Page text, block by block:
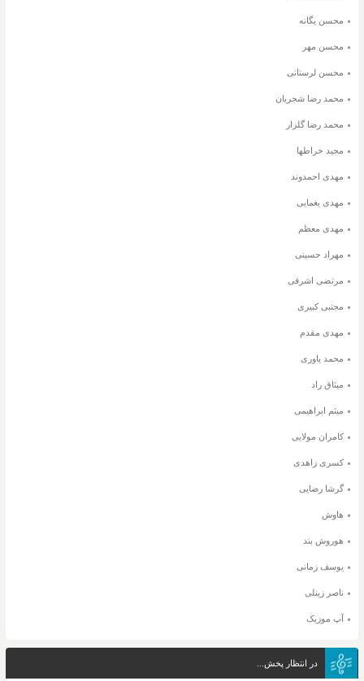
محسن یگانه
محسن مهر
محسن لرستانی
محمد رضا شجریان
محمد رضا گلزار
مجید خراطها
مهدی احمدوند
مهدی یغمایی
مهدی معظم
مهراد حسینی
مرتضی اشرفی
مجتبی کبیری
مهدی مقدم
محمد یاوری
میثاق راد
میثم ابراهیمی
کامران مولایی
کسری زاهدی
گرشا رضایی
هاوش
هوروش بند
یوسف زمانی
ناصر زینلی
آپ موزیک
در انتظار پخش...